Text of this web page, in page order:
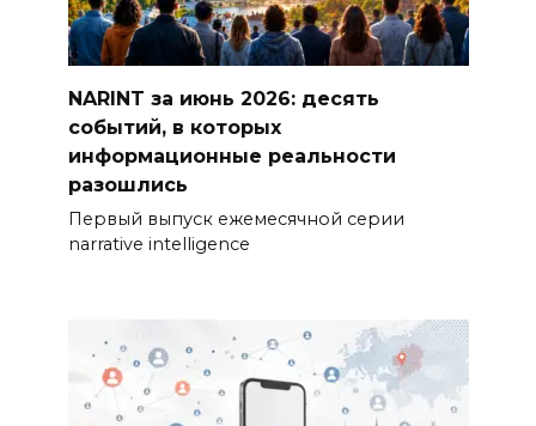
NARINT за июнь 2026: десять
событий, в которых
информационные реальности
разошлись
Первый выпуск ежемесячной серии
narrative intelligence